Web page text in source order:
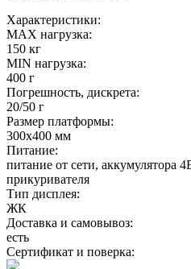
Характеристики:
MAX нагрузка:
150 кг
MIN нагрузка:
400 г
Погрешность, дискрета:
20/50 г
Размер платформы:
300х400 мм
Питание:
питание от сети, аккумулятора
прикуривателя
Тип дисплея:
ЖК
Доставка и самовывоз:
есть
Сертификат и поверка: